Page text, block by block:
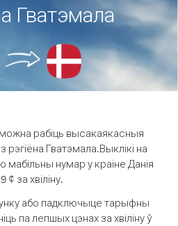
Гватэмала
рабіць высакаякасныя
з рэгіёна Гватэмала.Выклікі на
нумар у краіне Данія
¢ за хвіліну.
або падключыце тарыфны
па лепшых цэнах за хвіліну ў